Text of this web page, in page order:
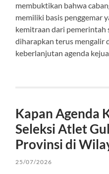
membuktikan bahwa
memiliki basis penggemar
kemitraan dari pemerintah
diharapkan terus mengalir
keberlanjutan agenda
Kapan Agenda
Seleksi Atlet
Provinsi di
25/07/2026